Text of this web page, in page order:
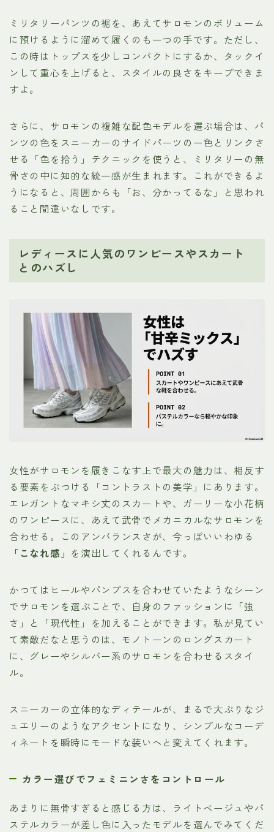
ミリタリーパンツの裾を、あえてサロモンのボリューム
に預けるように溜めて履くのも一つの手です。ただし、
この時はトップスを少しコンパクトにするか、タックイ
ンして重心を上げると、スタイルの良さをキープできま
すよ。
さらに、サロモンの複雑な配色モデルを選ぶ場合は、パ
ンツの色をスニーカーのサイドパーツの一色とリンクさ
せる「色を拾う」テクニックを使うと、ミリタリーの無
骨さの中に知的な統一感が生まれます。これができるよ
うになると、周囲からも「お、分かってるな」と思われ
ること間違いなしです。
レディースに人気のワンピースやスカート
とのハズし
女性がサロモンを履きこなす上で最大の魅力は、相反す
る要素をぶつける「コントラストの美学」にあります。
エレガントなマキシ丈のスカートや、ガーリーな小花柄
のワンピースに、あえて武骨でメカニカルなサロモンを
合わせる。このアンバランスさが、今っぽいいわゆる
「こなれ感」 を演出してくれるんです。
かつてはヒールやパンプスを合わせていたようなシーン
でサロモンを選ぶことで、自身のファッションに「強
さ」と「現代性」を加えることができます。私が見てい
て素敵だなと思うのは、モノトーンのロングスカート
に、グレーやシルバー系のサロモンを合わせるスタイ
ル。
スニーカーの立体的なディテールが、まるで大ぶりなジ
ュエリーのようなアクセントになり、シンプルなコーデ
ィネートを瞬時にモードな装いへと変えてくれます。
カラー選びでフェミニンさをコントロール
あまりに無骨すぎると感じる方は、ライトベージュやパ
ステルカラーが差し色に入ったモデルを選んでみてくだ